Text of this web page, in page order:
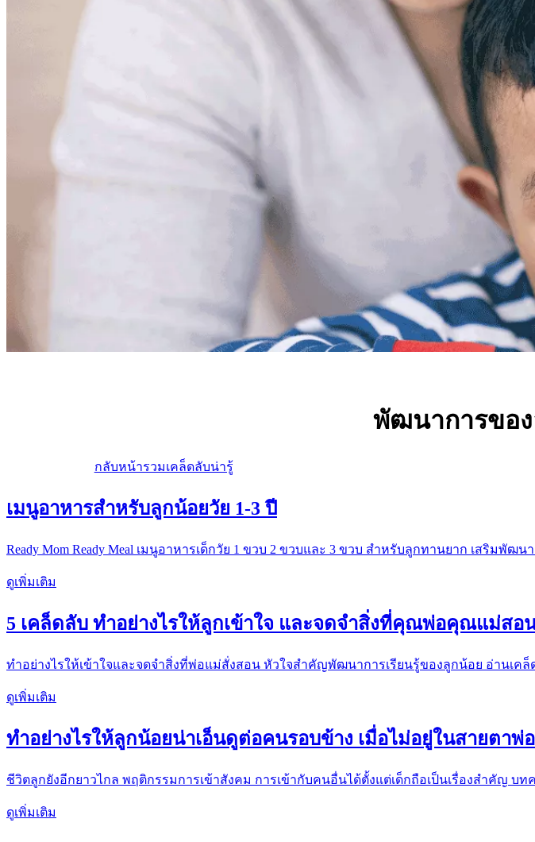
พัฒนาการของ
กลับหน้ารวมเคล็ดลับน่ารู้
เมนูอาหารสำหรับลูกน้อยวัย 1-3 ปี
Ready Mom Ready Meal เมนูอาหารเด็กวัย 1 ขวบ 2 ขวบและ 3 ขวบ สำหรับลูกทานยาก เสริมพั
ดูเพิ่มเติม
5 เคล็ดลับ ทำอย่างไรให้ลูกเข้าใจ และจดจำสิ่งที่คุณพ่อคุณแม่สอ
ทำอย่างไรให้เข้าใจและจดจำสิ่งที่พ่อแม่สั่งสอน หัวใจสำคัญพัฒนาการเรียนรู้ของลูกน้อย อ่านเ
ดูเพิ่มเติม
ทำอย่างไรให้ลูกน้อยน่าเอ็นดูต่อคนรอบข้าง เมื่อไม่อยู่ในสายตาพ่
ชีวิตลูกยังอีกยาวไกล พฤติกรรมการเข้าสังคม การเข้ากับคนอื่นได้ตั้งแต่เด็กถือเป็นเรื่องสำคัญ
ดูเพิ่มเติม